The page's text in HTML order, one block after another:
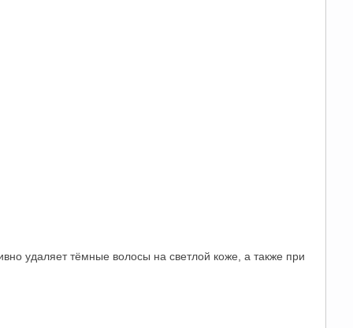
удаляет тёмные волосы на светлой коже, а также при